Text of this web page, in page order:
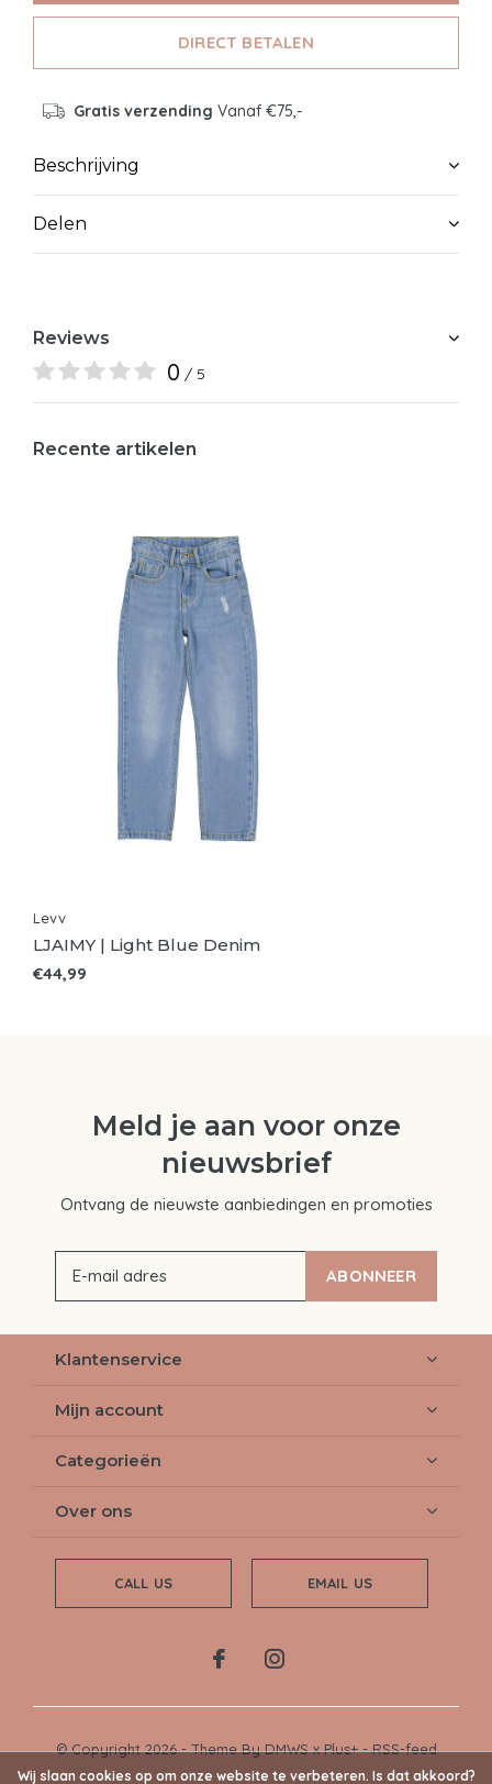
DIRECT BETALEN
Gratis verzending Vanaf €75,-
Beschrijving
Delen
Reviews
0 / 5
Recente artikelen
Levv
LJAIMY | Light Blue Denim
€44,99
Meld je aan voor onze
nieuwsbrief
Ontvang de nieuwste aanbiedingen en promoties
ABONNEER
Klantenservice
Mijn account
Categorieën
Over ons
CALL US EMAIL US
© Copyright2026- Theme ByDMWSxPlus+-RSS-feed
Wij slaan cookies op om onze website te verbeteren. Is dat akkoord?